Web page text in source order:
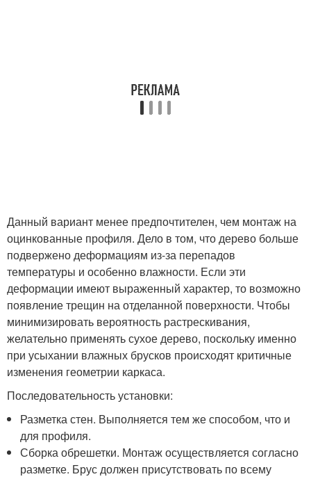
Данный вариант менее предпочтителен, чем монтаж на
оцинкованные профиля. Дело в том, что дерево больше
подвержено деформациям из-за перепадов
температуры и особенно влажности. Если эти
деформации имеют выраженный характер, то возможно
появление трещин на отделанной поверхности. Чтобы
минимизировать вероятность растрескивания,
желательно применять сухое дерево, поскольку именно
при усыхании влажных брусков происходят критичные
изменения геометрии каркаса.
Последовательность установки:
Разметка стен. Выполняется тем же способом, что и
для профиля.
Сборка обрешетки. Монтаж осуществляется согласно
разметке. Брус должен присутствовать по всему